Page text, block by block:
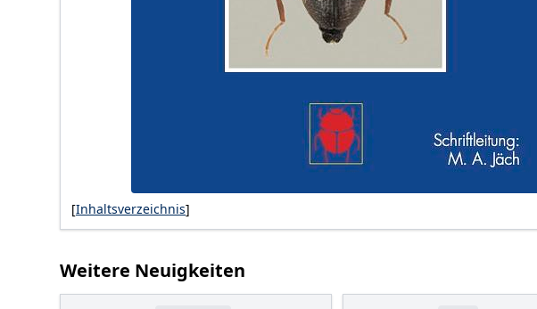
[Inhaltsverzeichnis]
Weitere Neuigkeiten